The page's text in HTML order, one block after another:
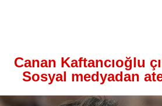
Canan Kaftancıoğlu
Sosyal medyadan